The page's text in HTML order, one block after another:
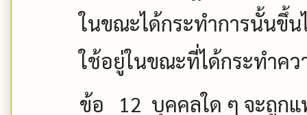
ในขณะได้กระทำการนั้นขึ้
ใช้อยู่ในขณะที่ได้กระทำค
ข้อ
12 บุคคลใด ๆ จะถูก